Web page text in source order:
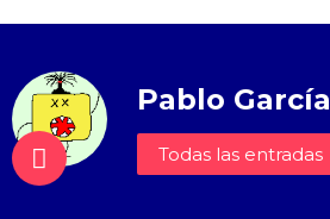
Pablo García
Todas las entradas